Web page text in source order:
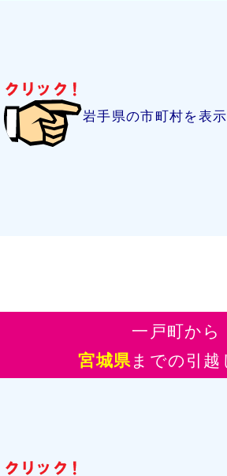
岩手県の市町村を表示
一戸町から
宮城県までの引越